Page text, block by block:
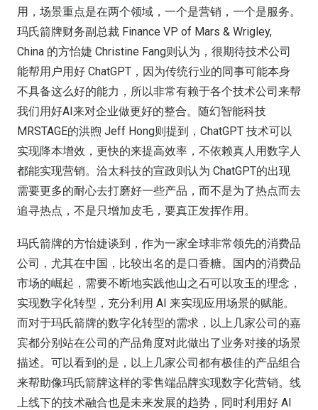
用，场景重点是在两个领域，一个是营销，一个是服务。
玛氏箭牌财务副总裁 Finance VP of Mars & Wrigley,
China 的方怡婕 Christine Fang则认为，很期待技术公司
能帮用户用好 ChatGPT，因为传统行业的同事可能本身
不具备这么好的能力，所以非常有赖于各个技术公司来帮
我们用好AI来对企业做更好的整合。随幻智能科技
MRSTAGE的洪煦 Jeff Hong则提到，ChatGPT 技术可以
实现降本增效，更快的来提高效率，不依赖真人用数字人
都能实现营销。洽太科技的宣政则认为 ChatGPT的出现
需要更多的耐心去打磨好一些产品，而不是为了热点而去
追寻热点，不是只增加皮毛，要真正发挥作用。
玛氏箭牌的方怡婕谈到，作为一家全球非常领先的消费品
公司，尤其在中国，比较出名的是口香糖。国内的消费品
市场的崛起，需要不断地实践他山之石可以攻玉的理念，
实现数字化转型，充分利用 AI 来实现应用场景的赋能。
而对于玛氏箭牌的数字化转型的需求，以上几家公司的嘉
宾都分别站在公司的产品角度对此做出了业务对接的场景
描述。可以看到的是，以上几家公司都有极佳的产品组合
来帮助像玛氏箭牌这样的零售端品牌实现数字化营销。线
上线下的技术融合也是未来发展的趋势，同时利用好 AI